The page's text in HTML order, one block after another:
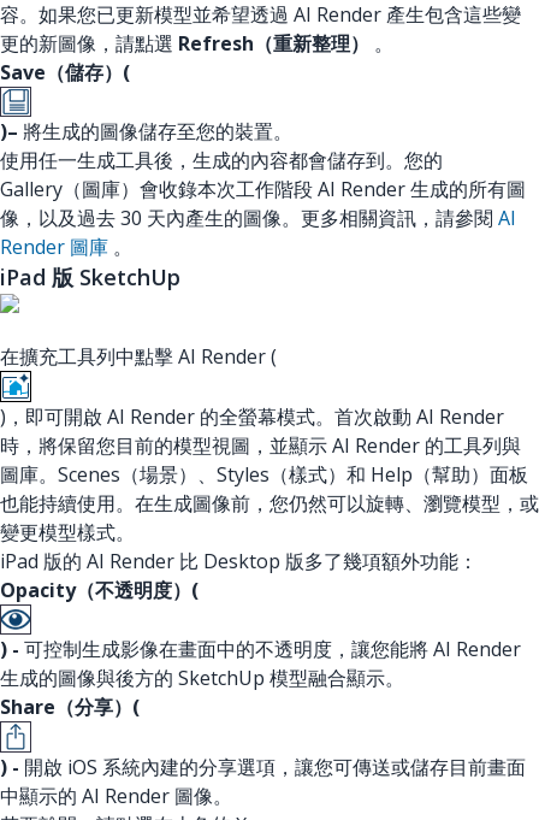
容。如果您已更新模型並希望透過 AI Render 產生包含這些變
更的新圖像，請點選 Refresh（重新整理）
。
Save（儲存）(
)– 將生成的圖像儲存至您的裝置。
使用任一生成工具後，生成的內容都會儲存到。您的
Gallery（圖庫）會收錄本次工作階段 AI Render 生成的所有圖
像，以及過去 30 天內產生的圖像。更多相關資訊，請參閱 AI
Render 圖庫 。
iPad 版 SketchUp
在擴充工具列中點擊 AI Render (
)，即可開啟 AI Render 的全螢幕模式。首次啟動 AI Render
時，將保留您目前的模型視圖，並顯示 AI Render 的工具列與
圖庫。Scenes（場景）、Styles（樣式）和 Help（幫助）面板
也能持續使用。在生成圖像前，您仍然可以旋轉、瀏覽模型，或
變更模型樣式。
iPad 版的 AI Render 比 Desktop 版多了幾項額外功能：
Opacity（不透明度）(
) - 可控制生成影像在畫面中的不透明度，讓您能將 AI Render
生成的圖像與後方的 SketchUp 模型融合顯示。
Share（分享）(
) - 開啟 iOS 系統內建的分享選項，讓您可傳送或儲存目前畫面
中顯示的 AI Render 圖像。